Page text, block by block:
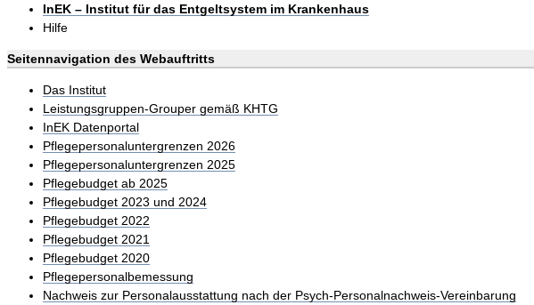
InEK – Institut für das Entgeltsystem im Krankenhaus
Hilfe
Seitennavigation des Webauftritts
Das Institut
Leistungsgruppen-Grouper gemäß KHTG
InEK Datenportal
Pflegepersonaluntergrenzen 2026
Pflegepersonaluntergrenzen 2025
Pflegebudget ab 2025
Pflegebudget 2023 und 2024
Pflegebudget 2022
Pflegebudget 2021
Pflegebudget 2020
Pflegepersonalbemessung
Nachweis zur Personalausstattung nach der Psych-Personalnachweis-Vereinbarung